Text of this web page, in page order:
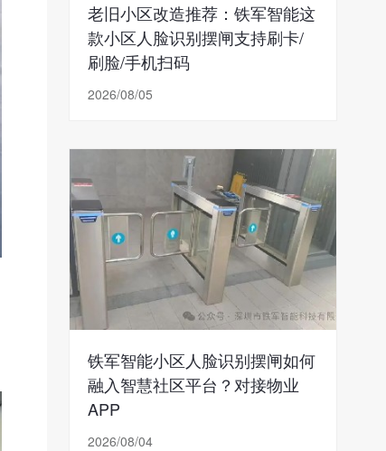
老旧小区改造推荐：铁军智能这
款小区人脸识别摆闸支持刷卡/
刷脸/手机扫码
2026/08/05
铁军智能小区人脸识别摆闸如何
融入智慧社区平台？对接物业
APP
2026/08/04